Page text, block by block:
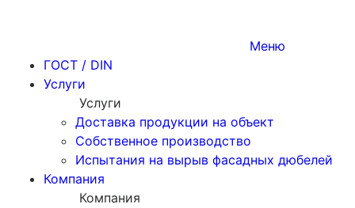
Меню
ГОСТ / DIN
Услуги
Услуги
Доставка продукции на объект
Собственное производство
Испытания на вырыв фасадных дюбелей
Компания
Компания